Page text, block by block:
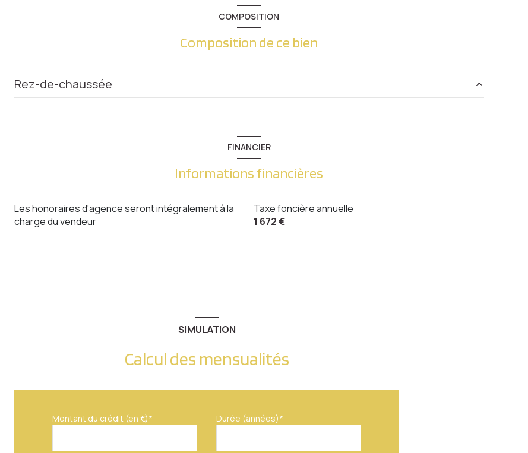
COMPOSITION
Composition de ce bien
Rez-de-chaussée
FINANCIER
Informations financières
Les honoraires d'agence seront intégralement à la
charge du vendeur
Taxe foncière annuelle
1 672 €
SIMULATION
Calcul des mensualités
Montant du crédit (en €)* Durée (années)*